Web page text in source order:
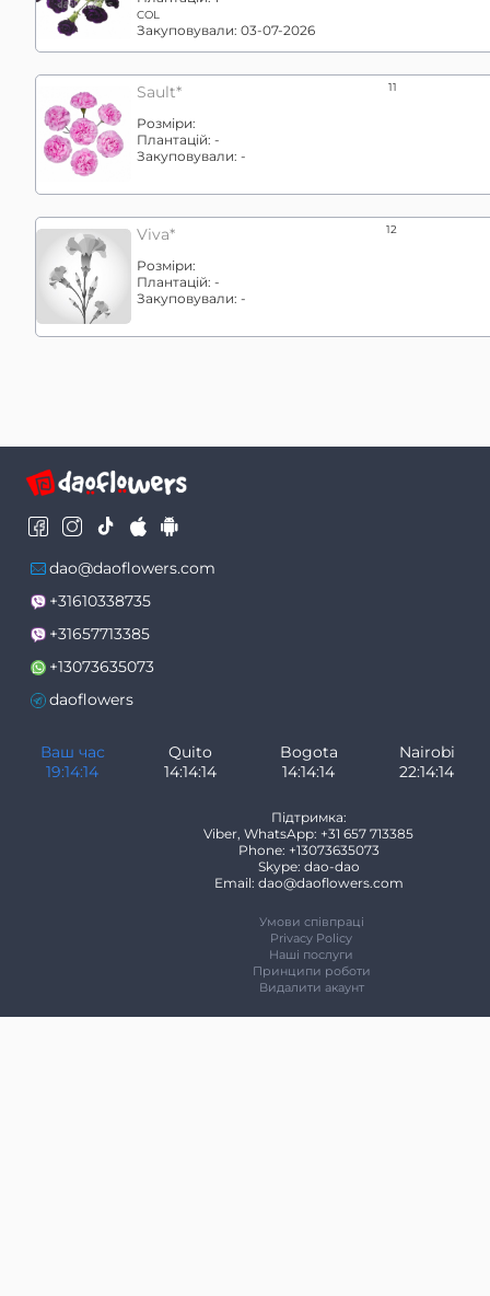
COL
Закуповували: 03-07-2026
Sault* 11
Розміри:
Плантацій: -
Закуповували: -
Viva* 12
Розміри:
Плантацій: -
Закуповували: -
dao@daoflowers.com
+31610338735
+31657713385
+13073635073
daoflowers
Ваш час
19:14:14
Quito
14:14:14
Bogota
14:14:14
Nairobi
22:14:14
Підтримка:
Viber, WhatsApp: +31 657 713385
Phone: +13073635073
Skype: dao-dao
Email: dao@daoflowers.com
Умови співпраці
Privacy Policy
Наші послуги
Принципи роботи
Видалити акаунт